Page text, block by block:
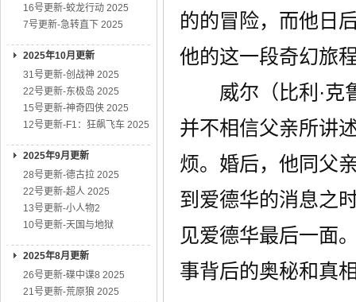
16号更新-蛟龙行动 2025
7号更新-急转直下 2025
2025年10月更新
31号更新-创战神 2025
22号更新-东极岛 2025
15号更新-神奇四侠 2025
12号更新-F1：狂飙飞车 2025
2025年9月更新
28号更新-德古拉 2025
22号更新-超人 2025
13号更新-小人物2
10号更新-天国与地狱
2025年8月更新
26号更新-碟中谍8 2025
21号更新-荒原狼 2025
的的冒险，而他日
他的这一段奇幻旅
威尔（比利·克鲁
并不相信父亲所讲
烦。婚后，他同父
到爱德华的消息之
见爱德华最后一面
事背后的奥秘和真